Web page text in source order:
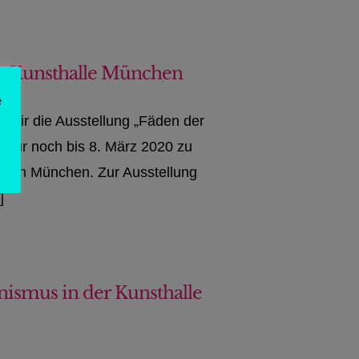
Kunsthalle München
mir die Ausstellung „Fäden der
nur noch bis 8. März 2020 zu
München. Zur Ausstellung
in der Kunsthalle